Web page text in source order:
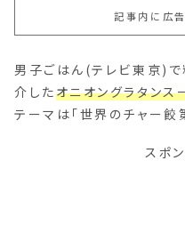
記事内に広告
男子ごはん(テレビ東京)
介したオニオングラタンス
テーマは「世界のチャー餃
スポ